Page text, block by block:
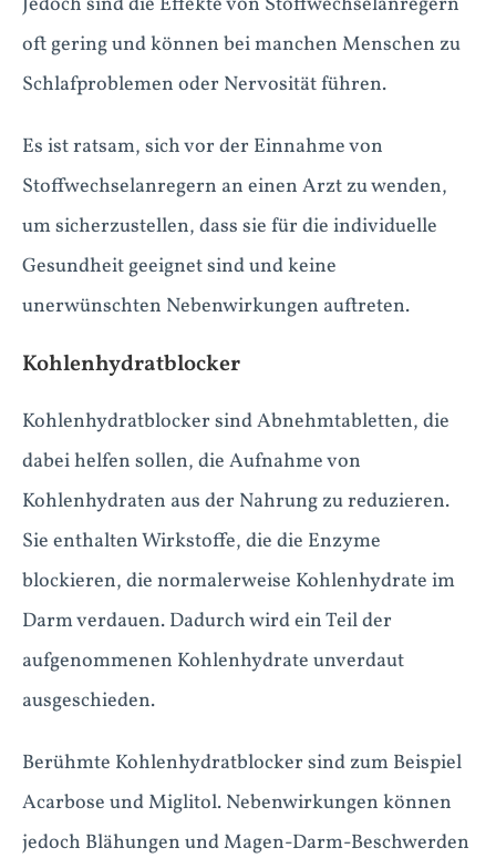
oft gering und können bei manchen Menschen zu
Schlafproblemen oder Nervosität führen.
Es ist ratsam, sich vor der Einnahme von
Stoffwechselanregern an einen Arzt zu wenden,
um sicherzustellen, dass sie für die individuelle
Gesundheit geeignet sind und keine
unerwünschten Nebenwirkungen auftreten.
Kohlenhydratblocker
Kohlenhydratblocker sind Abnehmtabletten, die
dabei helfen sollen, die Aufnahme von
Kohlenhydraten aus der Nahrung zu reduzieren.
Sie enthalten Wirkstoffe, die die Enzyme
blockieren, die normalerweise Kohlenhydrate im
Darm verdauen. Dadurch wird ein Teil der
aufgenommenen Kohlenhydrate unverdaut
ausgeschieden.
Berühmte Kohlenhydratblocker sind zum Beispiel
Acarbose und Miglitol. Nebenwirkungen können
jedoch Blähungen und Magen-Darm-Beschwerden